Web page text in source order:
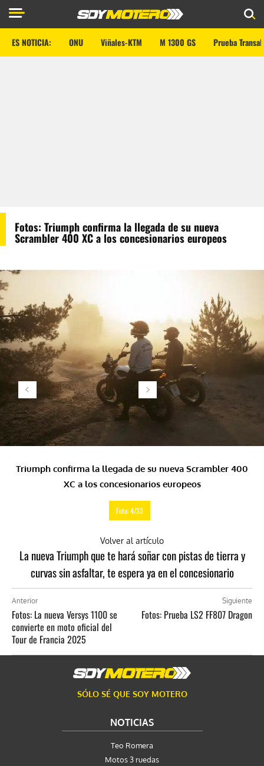
ES NOTICIA: ONU Viñales-KTM M 1300 GS Prueba
Fotos: Triumph confirma la llegada de su nueva
Scrambler 400 XC a los concesionarios europeos
Triumph confirma la llegada de su nueva Scrambler 400
XC a los concesionarios europeos
Foto: 4/33
Volver al artículo
La nueva Triumph que te hará soñar con pistas de tierra y
curvas sin asfaltar, te espera ya en el concesionario
Anterior
Fotos: La nueva Versys 1100 se
convierte en moto oficial del
Tour de Francia 2025
Siguiente
Fotos: Prueba LS2 FF807 Dragon
SÓLO SÉ QUE SOY MOTERO
NOTICIAS
Teo Romera
Motos 3 ruedas